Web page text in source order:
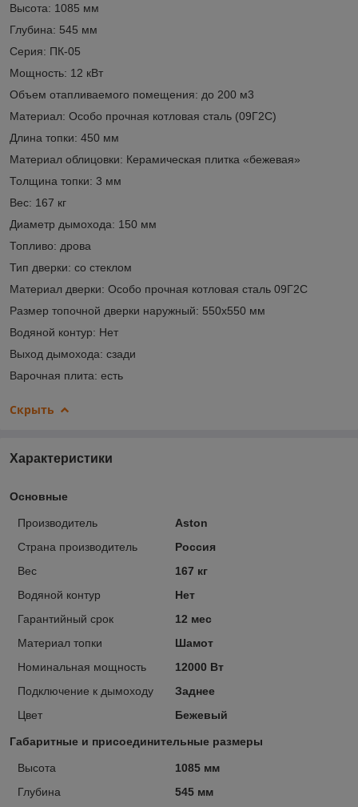
Высота: 1085 мм
Глубина: 545 мм
Серия: ПК-05
Мощность: 12 кВт
Объем отапливаемого помещения: до 200 м3
Материал: Особо прочная котловая сталь (09Г2С)
Длина топки: 450 мм
Материал облицовки: Керамическая плитка «бежевая»
Толщина топки: 3 мм
Вес: 167 кг
Диаметр дымохода: 150 мм
Топливо: дрова
Тип дверки: со стеклом
Материал дверки: Особо прочная котловая сталь 09Г2С
Размер топочной дверки наружный: 550x550 мм
Водяной контур: Нет
Выход дымохода: сзади
Варочная плита: есть
Скрыть
Характеристики
Основные
Производитель
Aston
Страна производитель
Россия
Вес
167 кг
Водяной контур
Нет
Гарантийный срок
12 мес
Материал топки
Шамот
Номинальная мощность
12000 Вт
Подключение к дымоходу
Заднее
Цвет
Бежевый
Габаритные и присоединительные размеры
Высота
1085 мм
Глубина
545 мм